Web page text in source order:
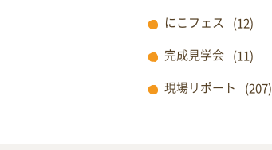
にこフェス (12)
完成見学会 (11)
現場リポート
(207)